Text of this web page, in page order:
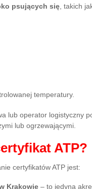
psujących się , takich
temperatury.
lub operator logistyczny
lub ogrzewającymi.
ATP?
certyfikatów ATP jest:
Krakowie – to jedyna